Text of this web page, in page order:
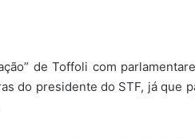
de Toffoli com
do presidente do STF, já que